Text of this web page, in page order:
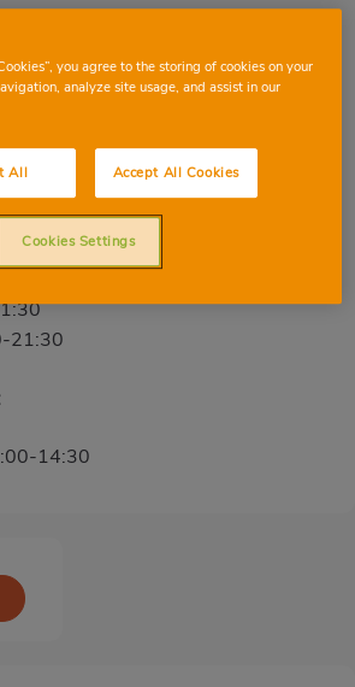
56 87
21:30
14:30
you agree to the storing of cookies on your
analyze site usage, and assist in our
All Accept All Cookies
Cookies Settings